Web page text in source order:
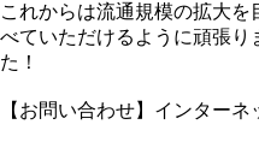
これからは流通規模の拡大
べていただけるように頑張り
た！
【お問い合わせ】インター